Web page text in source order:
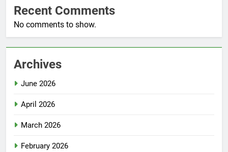
Recent Comments
No comments to show.
Archives
June 2026
April 2026
March 2026
February 2026